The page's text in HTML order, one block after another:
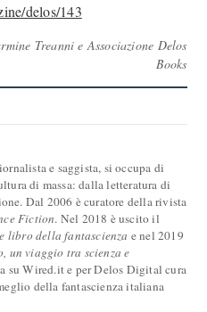
delos/143
Treanni e Associazione Delos
Books
e saggista, si occupa di
di massa: dalla letteratura di
Dal 2006 è curatore della rivista
Fiction. Nel 2018 è uscito il
libro della fantascienza e nel 2019
un viaggio tra scienza e
su Wired.it e per Delos Digital cura
della fantascienza italiana